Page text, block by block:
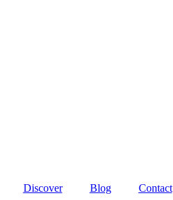
Discover Blog Contact